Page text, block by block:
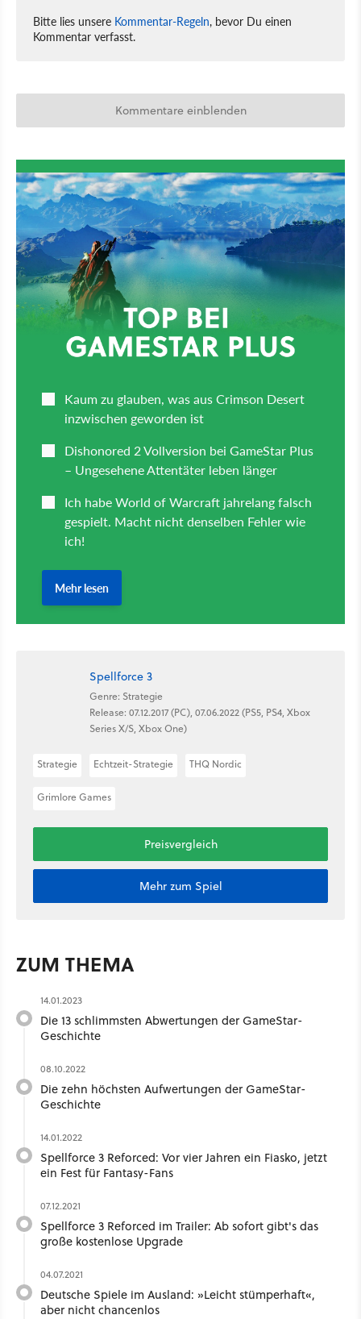
Bitte lies unsere Kommentar-Regeln, bevor Du einen
Kommentar verfasst.
Kommentare einblenden
Spellforce 3
Genre: Strategie
Release: 07.12.2017 (PC), 07.06.2022 (PS5, PS4, Xbox
Series X/S, Xbox One)
Strategie Echtzeit-Strategie THQ Nordic
Grimlore Games
Preisvergleich
Mehr zum Spiel
ZUM THEMA
14.01.2023
Die 13 schlimmsten Abwertungen der GameStar-
Geschichte
08.10.2022
Die zehn höchsten Aufwertungen der GameStar-
Geschichte
14.01.2022
Spellforce 3 Reforced: Vor vier Jahren ein Fiasko, jetzt
ein Fest für Fantasy-Fans
07.12.2021
Spellforce 3 Reforced im Trailer: Ab sofort gibt's das
große kostenlose Upgrade
04.07.2021
Deutsche Spiele im Ausland: »Leicht stümperhaft«,
aber nicht chancenlos